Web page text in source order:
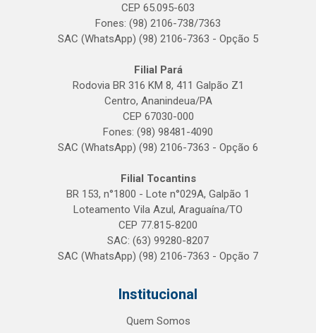
CEP 65.095-603
Fones: (98) 2106-738/7363
SAC (WhatsApp) (98) 2106-7363 - Opção 5
Filial Pará
Rodovia BR 316 KM 8, 411 Galpão Z1
Centro, Ananindeua/PA
CEP 67030-000
Fones: (98) 98481-4090
SAC (WhatsApp) (98) 2106-7363 - Opção 6
Filial Tocantins
BR 153, n°1800 - Lote n°029A, Galpão 1
Loteamento Vila Azul, Araguaína/TO
CEP 77.815-8200
SAC: (63) 99280-8207
SAC (WhatsApp) (98) 2106-7363 - Opção 7
Institucional
Quem Somos